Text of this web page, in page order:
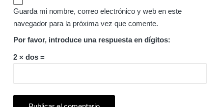
Guarda mi nombre, correo electrónico y web en este
navegador para la próxima vez que comente.
Por favor, introduce una respuesta en dígitos:
2 × dos =